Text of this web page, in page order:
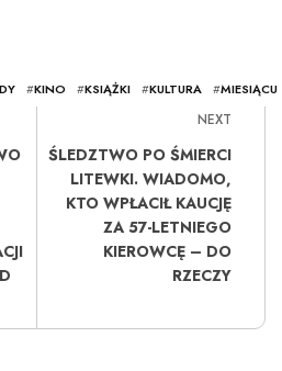
#KINO #KSIĄŻKI #KULTURA #MIESIĄCU
NEXT
ŚLEDZTWO PO ŚMIERCI
LITEWKI. WIADOMO,
KTO WPŁACIŁ KAUCJĘ
ZA 57-LETNIEGO
KIEROWCĘ – DO
RZECZY